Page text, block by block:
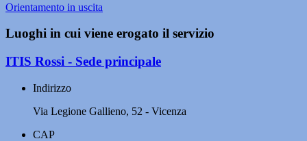
Orientamento in uscita
Luoghi in cui viene erogato il servizio
ITIS Rossi - Sede principale
Indirizzo
Via Legione Gallieno, 52 - Vicenza
CAP